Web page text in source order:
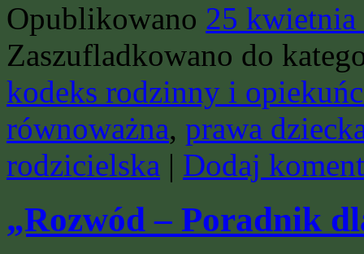
Opublikowano 25 kwietnia
Zaszufladkowano do
kodeks rodzinny i
równoważna, prawa
rodzicielska | Dodaj
„Rozwód – Poradnik